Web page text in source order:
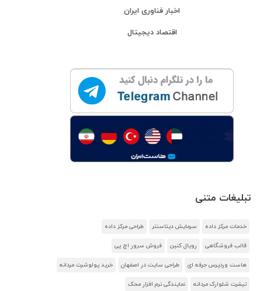
اخبار فناوری ایران
اقتصاد دیجیتال
تبلیغات متنی
خدمات مرکز داده سرمایش دیتاسنتر طراحی مرکز داده
قالب فروشگاهی رویال کنین فروش سرور اچ پی
هاست وردپرس حرفه ای طراحی سایت در اصفهان خرید پولوشرت مردانه
تیشرت شلوارک مردانه نمایندگی نرم افزار محک